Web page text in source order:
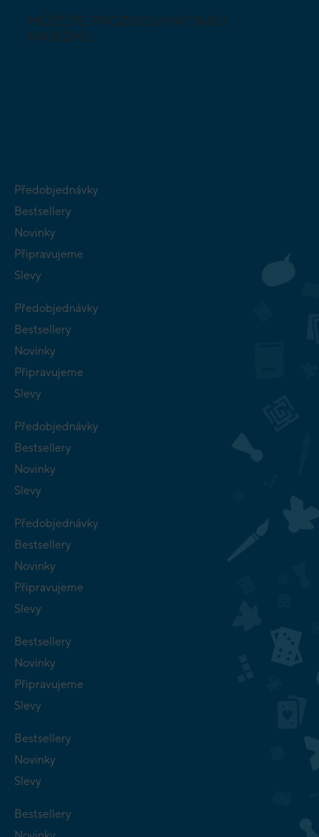
MŮŽETE PROZKOUMAT NAŠI
NABÍDKU
Předobjednávky
Bestsellery
Novinky
Připravujeme
Slevy
Předobjednávky
Bestsellery
Novinky
Připravujeme
Slevy
Předobjednávky
Bestsellery
Novinky
Slevy
Předobjednávky
Bestsellery
Novinky
Připravujeme
Slevy
Bestsellery
Novinky
Připravujeme
Slevy
Bestsellery
Novinky
Slevy
Bestsellery